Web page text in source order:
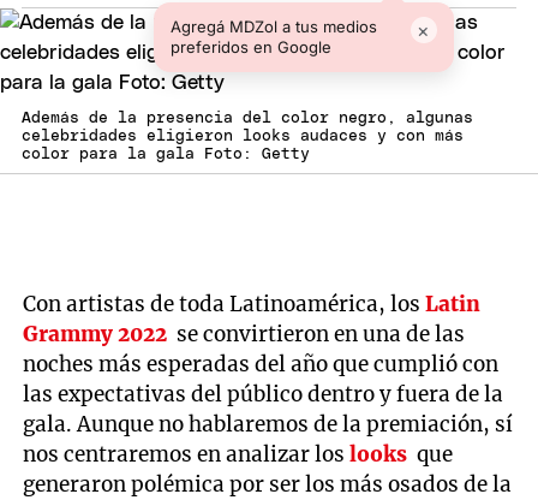
Agregá MDZol a tus medios
preferidos en Google
×
Además de la presencia del color negro, algunas
celebridades eligieron looks audaces y con más
color para la gala Foto: Getty
Con artistas de toda Latinoamérica, losLatin
Grammy 2022 se convirtieron en una de las
noches más esperadas del año que cumplió con
las expectativas del público dentro y fuera de la
gala. Aunque no hablaremos de la premiación, sí
nos centraremos en analizar loslooks que
generaron polémica por ser los más osados de la